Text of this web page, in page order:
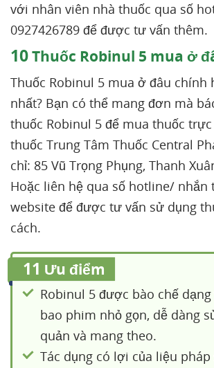
với nhân viên nhà thuốc qua số
0927426789 để được tư vấn thêm.
10Thuốc Robinul 5 mua ở
Thuốc Robinul 5 mua ở đâu chính
nhất? Bạn có thể mang đơn mà
thuốc Robinul 5 để mua thuốc
thuốc Trung Tâm Thuốc Central
chỉ: 85 Vũ Trọng Phụng, Thanh
Hoặc liên hệ qua số hotline/ nhắn
website để được tư vấn sử dụng
cách.
11 Ưu điểm
Robinul 5 được bào chế
bao phim nhỏ gọn, dễ dàng
quản và mang theo.
Tác dụng có lợi của liệu